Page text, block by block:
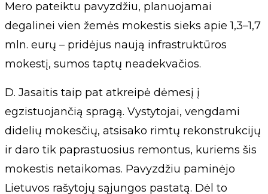
Mero pateiktu pavyzdžiu, planuojamai
degalinei vien žemės mokestis sieks apie 1,3–1,7
mln. eurų – pridėjus naują infrastruktūros
mokestį, sumos taptų neadekvačios.
D. Jasaitis taip pat atkreipė dėmesį į
egzistuojančią spragą. Vystytojai, vengdami
didelių mokesčių, atsisako rimtų rekonstrukcijų
ir daro tik paprastuosius remontus, kuriems šis
mokestis netaikomas. Pavyzdžiu paminėjo
Lietuvos rašytojų sąjungos pastatą. Dėl to